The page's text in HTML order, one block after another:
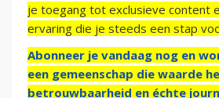
je toegang tot exclusieve content
ervaring die je steeds een stap
Abonneer je vandaag nog en
een gemeenschap die waarde
betrouwbaarheid en échte